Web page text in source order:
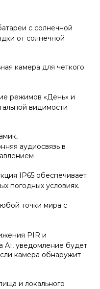
с солнечной
от солнечной
камера для четкого
режимов «День» и
видимости
аудиосвязь в
IP65 обеспечивает
погодных условиях.
точки мира с
PIR и
AI, уведомление будет
камера обнаружит
и локального